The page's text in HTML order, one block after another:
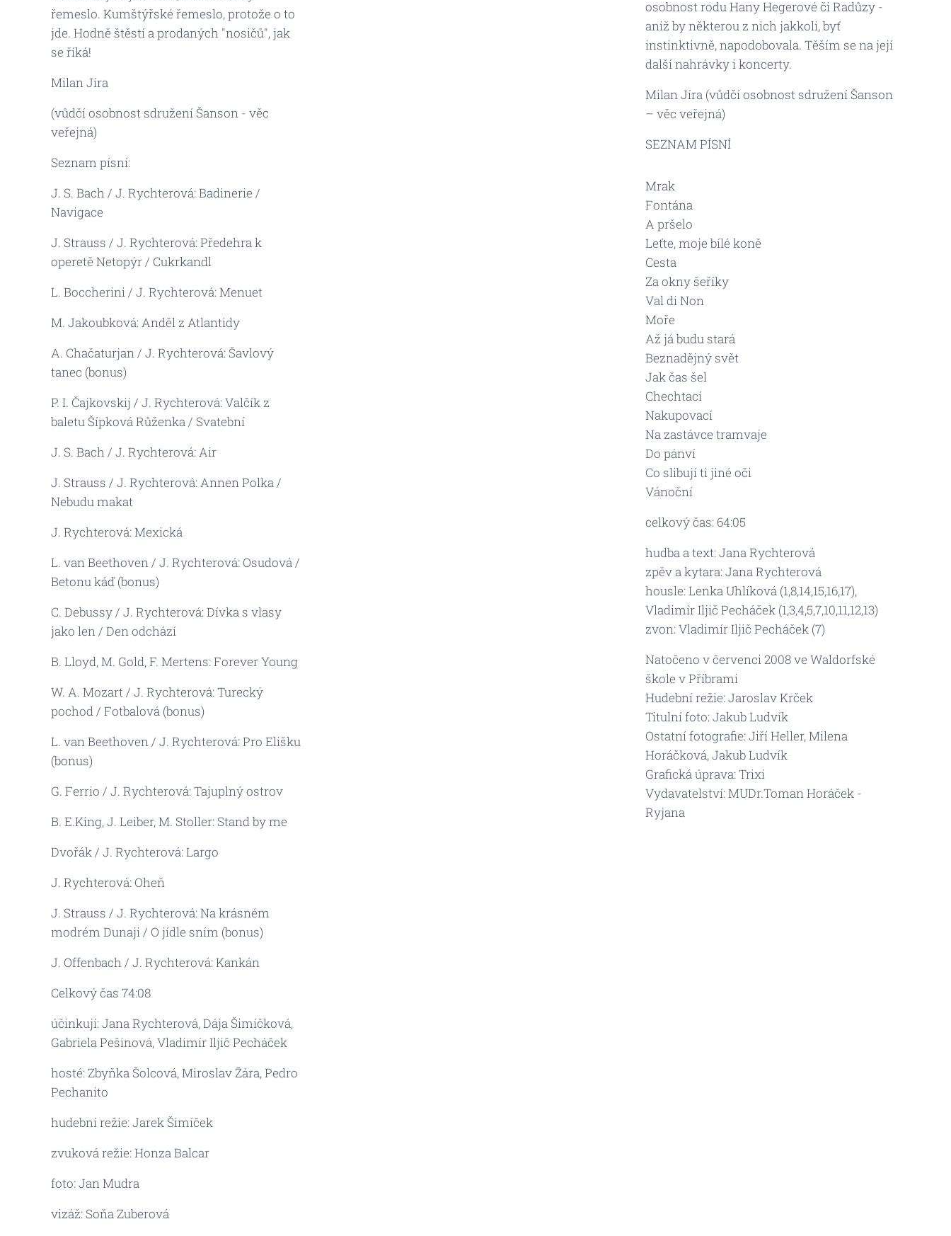
řemeslo. Kumštýřské řemeslo, protože o to
jde. Hodně štěstí a prodaných "nosičů", jak
se říká!
Milan Jíra
(vůdčí osobnost sdružení Šanson - věc
veřejná)
Seznam písní:
J. S. Bach / J. Rychterová: Badinerie /
Navigace
J. Strauss / J. Rychterová: Předehra k
operetě Netopýr / Cukrkandl
L. Boccherini / J. Rychterová: Menuet
M. Jakoubková: Anděl z Atlantidy
A. Chačaturjan / J. Rychterová: Šavlový
tanec (bonus)
P. I. Čajkovskij / J. Rychterová: Valčík z
baletu Šípková Růženka / Svatební
J. S. Bach / J. Rychterová: Air
J. Strauss / J. Rychterová: Annen Polka /
Nebudu makat
J. Rychterová: Mexická
L. van Beethoven / J. Rychterová: Osudová /
Betonu káď (bonus)
C. Debussy / J. Rychterová: Dívka s vlasy
jako len / Den odchází
B. Lloyd, M. Gold, F. Mertens: Forever Young
W. A. Mozart / J. Rychterová: Turecký
pochod / Fotbalová (bonus)
L. van Beethoven / J. Rychterová: Pro Elišku
(bonus)
G. Ferrio / J. Rychterová: Tajuplný ostrov
B. E.King, J. Leiber, M. Stoller: Stand by me
Dvořák / J. Rychterová: Largo
J. Rychterová: Oheň
J. Strauss / J. Rychterová: Na krásném
modrém Dunaji / O jídle sním (bonus)
J. Offenbach / J. Rychterová: Kankán
Celkový čas 74:08
účinkují: Jana Rychterová, Dája Šimíčková,
Gabriela Pešinová, Vladimír Iljič Pecháček
hosté: Zbyňka Šolcová, Miroslav Žára, Pedro
Pechanito
hudební režie: Jarek Šimíček
zvuková režie: Honza Balcar
foto: Jan Mudra
vizáž: Soňa Zuberová
osobnost rodu Hany Hegerové či Radůzy -
aniž by některou z nich jakkoli, byť
instinktivně, napodobovala. Těším se na její
další nahrávky i koncerty.
Milan Jíra (vůdčí osobnost sdružení Šanson
– věc veřejná)
SEZNAM PÍSNÍ
Mrak
Fontána
A pršelo
Leťte, moje bílé koně
Cesta
Za okny šeříky
Val di Non
Moře
Až já budu stará
Beznadějný svět
Jak čas šel
Chechtací
Nakupovací
Na zastávce tramvaje
Do pánví
Co slibují ti jiné oči
Vánoční
celkový čas: 64:05
hudba a text: Jana Rychterová
zpěv a kytara: Jana Rychterová
housle: Lenka Uhlíková (1,8,14,15,16,17),
Vladimír Iljič Pecháček (1,3,4,5,7,10,11,12,13)
zvon: Vladimír Iljič Pecháček (7)
Natočeno v červenci 2008 ve Waldorfské
škole v Příbrami
Hudební režie: Jaroslav Krček
Titulní foto: Jakub Ludvík
Ostatní fotografie: Jiří Heller, Milena
Horáčková, Jakub Ludvík
Grafická úprava: Trixi
Vydavatelství: MUDr.Toman Horáček -
Ryjana